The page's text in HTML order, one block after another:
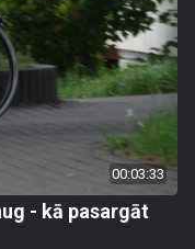
00:03:33
- kā pasargāt